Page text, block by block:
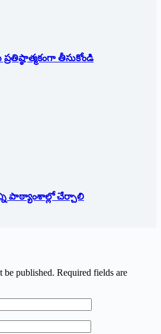
ప్రతిష్ఠాత్మకంగా తీసుకోండి
పాఠ్యాంశాల్లో చేర్చాలి
be published. Required fields are